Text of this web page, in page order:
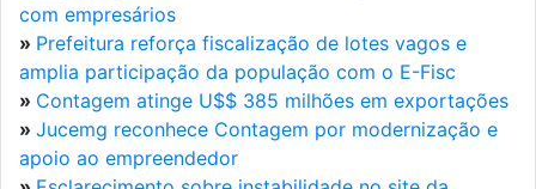
com empresários
» Prefeitura reforça fiscalização de lotes vagos e
amplia participação da população com o E-Fisc
» Contagem atinge U$$ 385 milhões em exportações
» Jucemg reconhece Contagem por modernização e
apoio ao empreendedor